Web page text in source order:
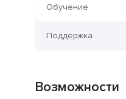
Обучение
Поддержка
Возможности